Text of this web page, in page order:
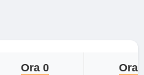
Ora 0 Ora